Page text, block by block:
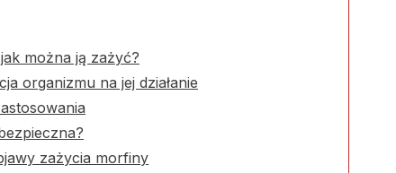
można ją zażyć?
organizmu na jej działanie
zażycia morfiny